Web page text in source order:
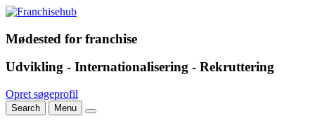
Mødested for franchise
Udvikling - Internationalisering - Rekruttering
Opret søgeprofil
Search Menu